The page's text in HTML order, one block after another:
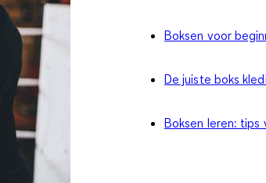
Boksen voor
De juiste boks
Boksen leren: tips